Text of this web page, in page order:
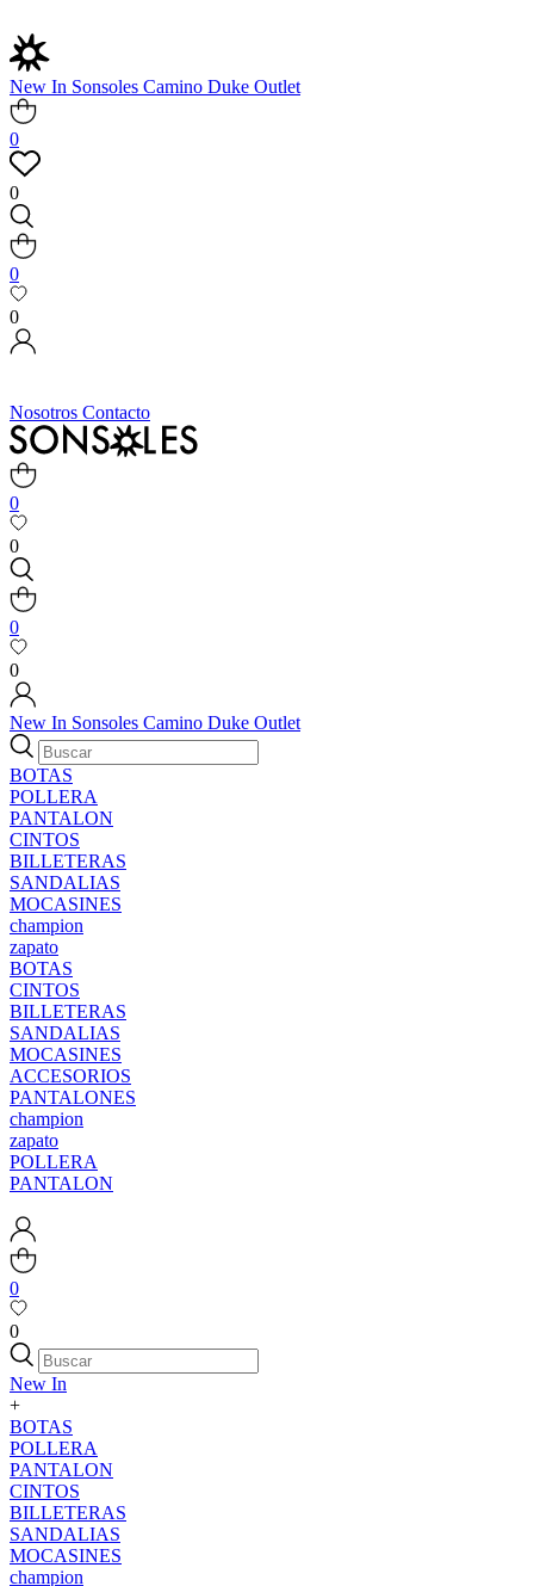
New In Sonsoles Camino Duke Outlet
0
0
0
0
Nosotros Contacto
0
0
0
0
New In Sonsoles Camino Duke Outlet
BOTAS
POLLERA
PANTALON
CINTOS
BILLETERAS
SANDALIAS
MOCASINES
champion
zapato
BOTAS
CINTOS
BILLETERAS
SANDALIAS
MOCASINES
ACCESORIOS
PANTALONES
champion
zapato
POLLERA
PANTALON
0
0
New In
+
BOTAS
POLLERA
PANTALON
CINTOS
BILLETERAS
SANDALIAS
MOCASINES
champion